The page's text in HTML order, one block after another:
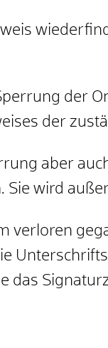
der
der
aber
Sie wird
verloren
das